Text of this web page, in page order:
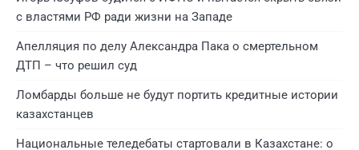
с властями РФ ради жизни на Западе
Апелляция по делу Александра Пака о смертельном
ДТП – что решил суд
Ломбарды больше не будут портить кредитные истории
казахстанцев
Национальные теледебаты стартовали в Казахстане: о